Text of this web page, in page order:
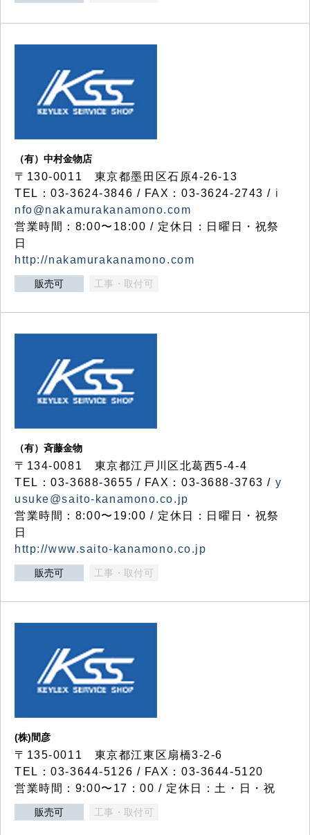
（有）中村金物店
〒130-0011 東京都墨田区石原4-26-13
TEL：03-3624-3846 / FAX：03-3624-2743 / i
nfo@nakamurakanamono.com
営業時間：8:00〜18:00 / 定休日：日曜日・祝祭
日
http://nakamurakanamono.com
販売可 工事・取付可
（有）斉藤金物
〒134-0081 東京都江戸川区北葛西5-4-4
TEL：03-3688-3655 / FAX：03-3688-3763 / y
usuke@saito-kanamono.co.jp
営業時間：8:00〜19:00 / 定休日：日曜日・祝祭
日
http://www.saito-kanamono.co.jp
販売可 工事・取付可
(株)間彦
〒135-0011 東京都江東区扇橋3-2-6
TEL：03-3644-5126 / FAX：03-3644-5120
営業時間：9:00〜17：00 / 定休日：土・日・祝
販売可 工事・取付可